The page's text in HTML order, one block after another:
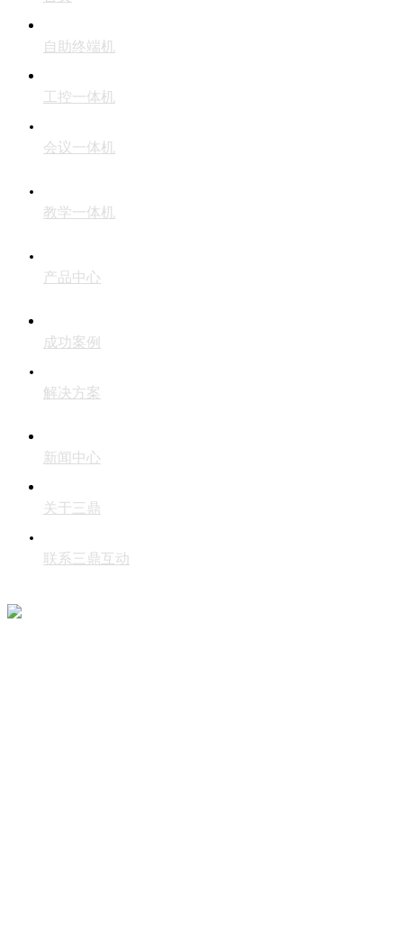
自助终端机
工控一体机
会议一体机
教学一体机
产品中心
成功案例
解决方案
新闻中心
关于三鼎
联系三鼎互动